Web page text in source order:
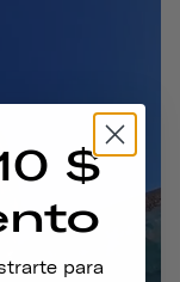
$
para